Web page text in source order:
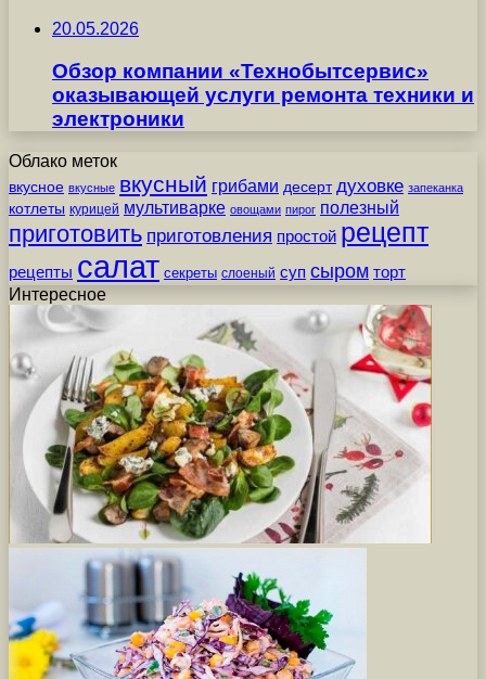
20.05.2026
Обзор компании «Технобытсервис»
оказывающей услуги ремонта техники и
электроники
Облако меток
вкусное вкусные вкусный грибами десерт духовке запеканка
котлеты курицей мультиварке овощами пирог полезный
приготовить приготовления простой рецепт
рецепты салат секреты слоеный суп сыром торт
Интересное